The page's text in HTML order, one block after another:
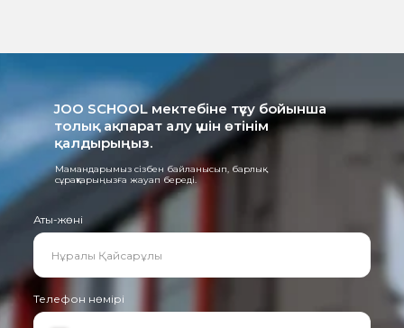
Мамандарымыз сізбен байланысып, барлық
сұрақтарыңызға жауап береді.
Аты-жөні
Телефон нөмірі
JOO SCHOOL мектебіне түсу бойынша
толық ақпарат алу үшін өтінім
қалдырыңыз.